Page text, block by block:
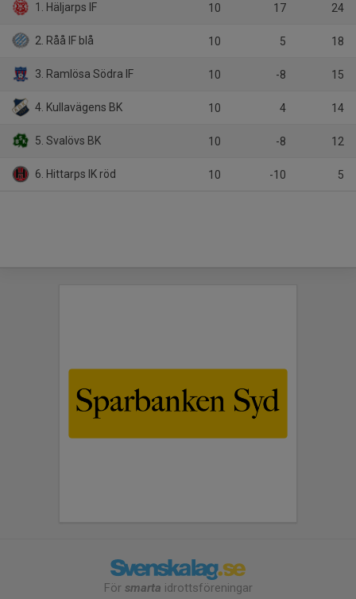
1. Häljarps IF 10 17 24
2. Råå IF blå 10 5 18
3. Ramlösa Södra IF 10 -8 15
4. Kullavägens BK 10 4 14
5. Svalövs BK 10 -8 12
6. Hittarps IK röd 10 -10 5
För smarta idrottsföreningar